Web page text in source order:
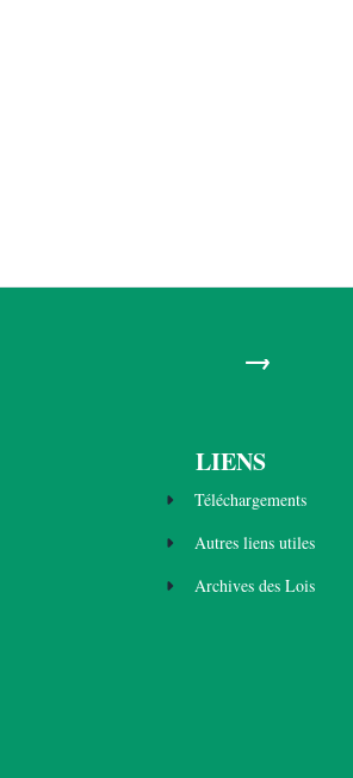
→
LIENS
Téléchargements
Autres liens utiles
Archives des Lois